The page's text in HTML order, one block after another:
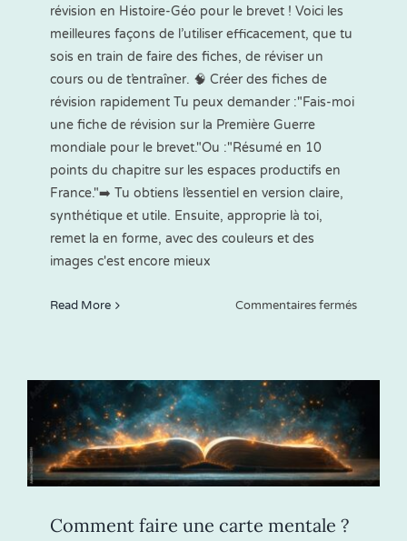
révision en Histoire-Géo pour le brevet ! Voici les
meilleures façons de l’utiliser efficacement, que tu
sois en train de faire des fiches, de réviser un
cours ou de t’entraîner. 🧠 Créer des fiches de
révision rapidement Tu peux demander :"Fais-moi
une fiche de révision sur la Première Guerre
mondiale pour le brevet."Ou :"Résumé en 10
points du chapitre sur les espaces productifs en
France."➡️ Tu obtiens l’essentiel en version claire,
synthétique et utile. Ensuite, approprie là toi,
remet la en forme, avec des couleurs et des
images c'est encore mieux
Read More Commentaires ferméssur
Comment faire une carte mentale ?